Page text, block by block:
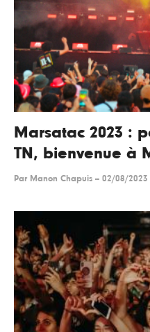
Marsatac 2023 :
TN, bienvenue à
Par Manon Chapuis -- 02/08/2023